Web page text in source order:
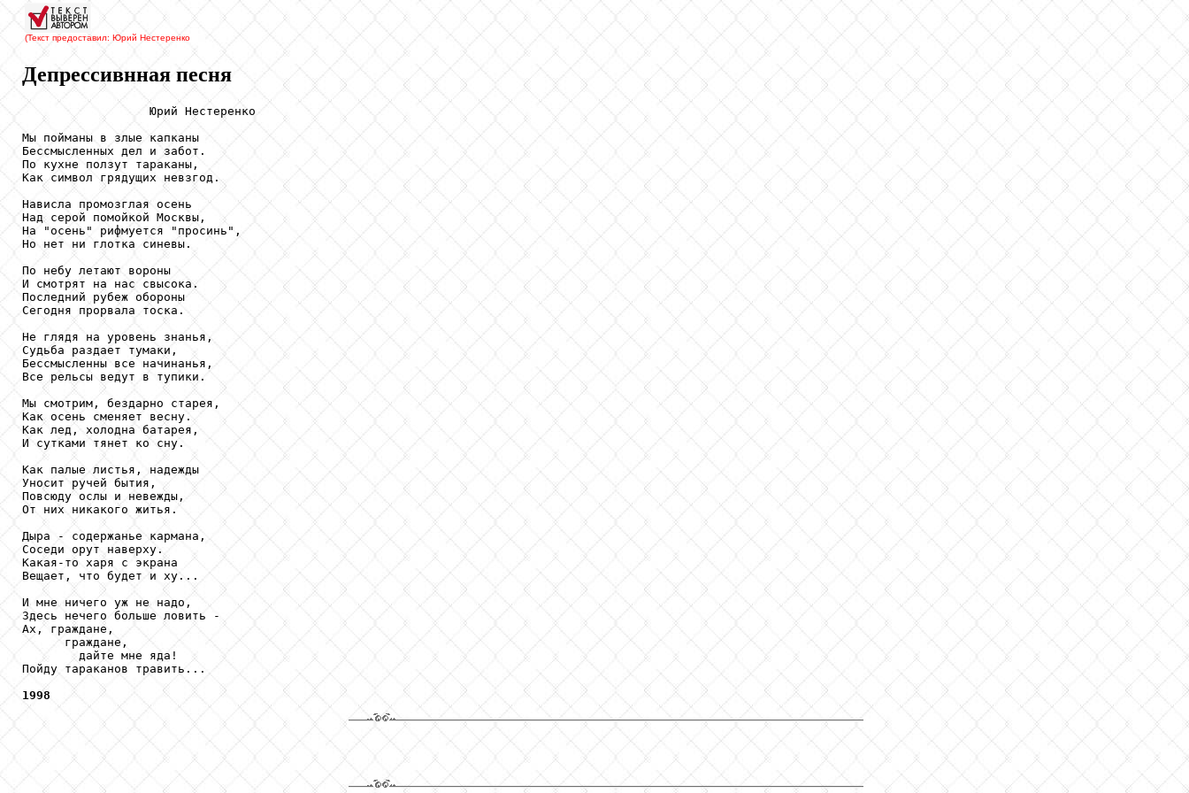
(Текст предоставил: Юрий Нестеренко
Депрессивнная песня
                  Юрий Нестеренко
Мы пойманы в злые капканы
Бессмысленных дел и забот.
По кухне ползут тараканы,
Как символ грядущих невзгод.
Нависла промозглая осень
Над серой помойкой Москвы,
На "осень" рифмуется "просинь",
Но нет ни глотка синевы.
По небу летают вороны
И смотрят на нас свысока.
Последний рубеж обороны
Сегодня прорвала тоска.
Не глядя на уровень знанья,
Судьба раздает тумаки,
Бессмысленны все начинанья,
Все рельсы ведут в тупики.
Мы смотрим, бездарно старея,
Как осень сменяет весну.
Как лед, холодна батарея,
И сутками тянет ко сну.
Как палые листья, надежды
Уносит ручей бытия,
Повсюду ослы и невежды,
От них никакого житья.
Дыра - содержанье кармана,
Соседи орут наверху.
Какая-то харя с экрана
Вещает, что будет и ху...
И мне ничего уж не надо,
Здесь нечего больше ловить -
Ах, граждане,
      граждане,
        дайте мне яда!
Пойду тараканов травить...
1998